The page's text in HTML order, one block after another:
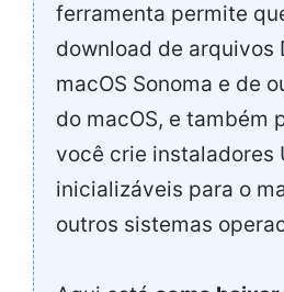
ferramenta permite
download de arquivos
macOS Sonoma e de
do macOS, e também
você crie instaladores
inicializáveis para o
outros sistemas